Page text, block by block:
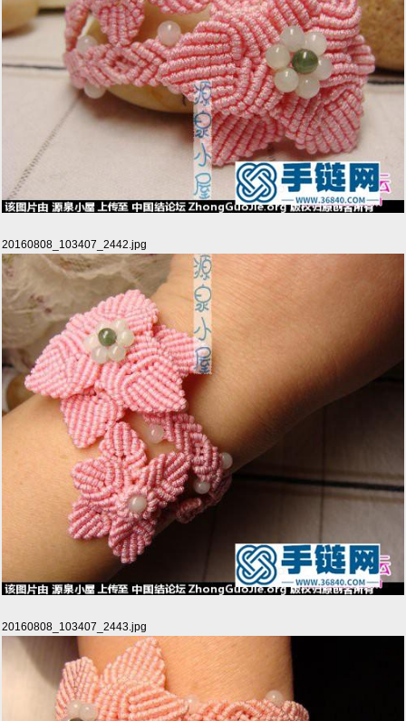
20160808_103407_2442.jpg
20160808_103407_2443.jpg